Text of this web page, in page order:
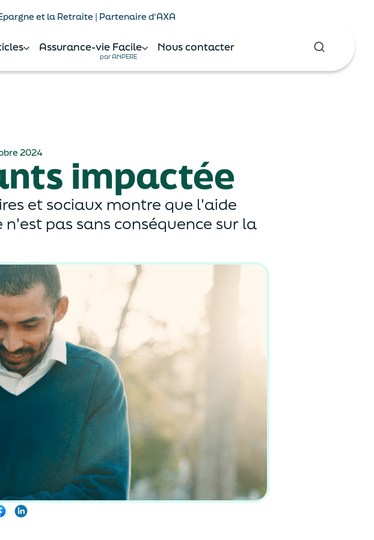
et la Retraite | Partenaire d'AXA
Assurance-vie Facile
par ANPERE
Nous contacter
2024 impactée
et sociaux montre que l'aide
pas sans conséquence sur la
Facebook